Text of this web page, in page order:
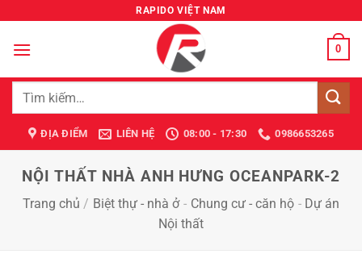
nội
RAPIDO VIỆT NAM
0
Tìm
ĐỊA ĐIỂM LIÊN HỆ 08:00 - 17:30 0986653265
NỘI THẤT NHÀ ANH HƯNG OCEANPARK-2
Trang chủ / Biệt thự - nhà ở - Chung cư - căn hộ - Dự án
Nội thất